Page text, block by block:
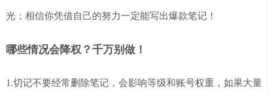
光；相信你凭借自己的努力一定能写出爆款笔记！
哪些情况会降权？千万别做！
1.切记不要经常删除笔记，会影响等级和账号权重，如果大量